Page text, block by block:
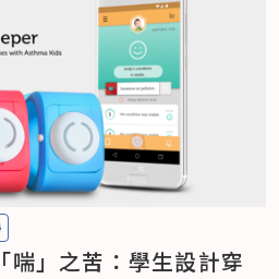
喘」之苦：學生設計穿